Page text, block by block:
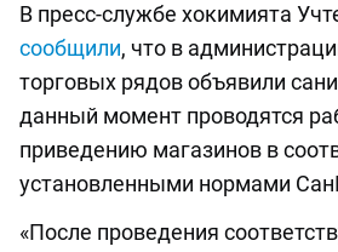
В пресс-службе хокимията
сообщили, что в
торговых рядов объявили
данный момент проводятся
приведению магазинов в
установленными нормами
«После проведения